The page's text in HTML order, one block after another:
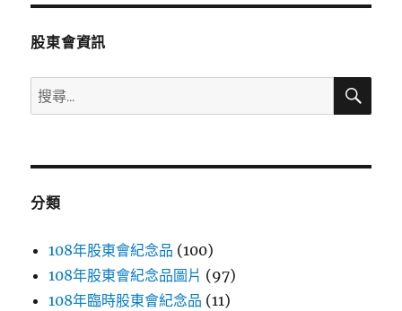
分
股東會資訊
搜
尋
鍵
搜
分類
108年股東會紀念品 (100)
108年股東會紀念品圖片 (97)
108年臨時股東會紀念品 (11)